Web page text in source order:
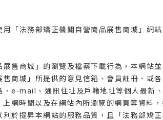
「法務部矯正機關自營商品展售商城」網
售商城」的瀏覽及檔案下載行為，本網站
商城」所提供的意見信箱、會員註冊、或
e-mail、通訊住址及戶籍地址等個人最新、
網時間以及在網站內所瀏覽的網頁等資料
於提昇本網站的服務品質，且「法務部矯